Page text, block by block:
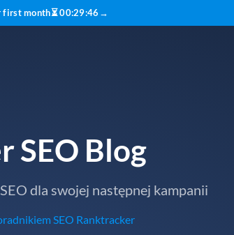
first month⏳00:29:45 →
SEO Blog
dla swojej następnej kampanii
SEO Ranktracker